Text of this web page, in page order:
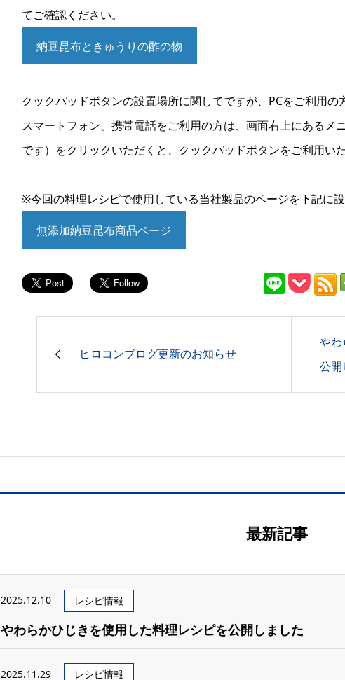
てご確認ください。
納豆昆布ときゅうりの酢の物
クックパッドボタンの設置場所に関してですが、PCをご利用の
スマートフォン、携帯電話をご利用の方は、画面右上にあるメ
です）をクリックいただくと、クックパッドボタンをご利用いた
※今回の料理レシピで使用している当社製品のページを下記に設
無添加納豆昆布商品ページ
ヒロコンブログ更新のお知らせ
や
公開
最新記事
2025.12.10 レシピ情報
やわらかひじきを使用した料理レシピを公開しました
2025.11.29 レシピ情報